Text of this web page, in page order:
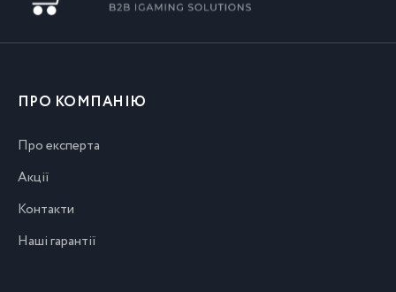
ПРО КОМПАНІЮ
Про експерта
Акції
Контакти
Наші гарантії